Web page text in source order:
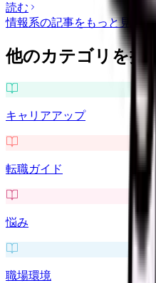
読む
情報系の記事をもっと見る
他のカテゴリを探す
キャリアアップ
転職ガイド
悩み
職場環境